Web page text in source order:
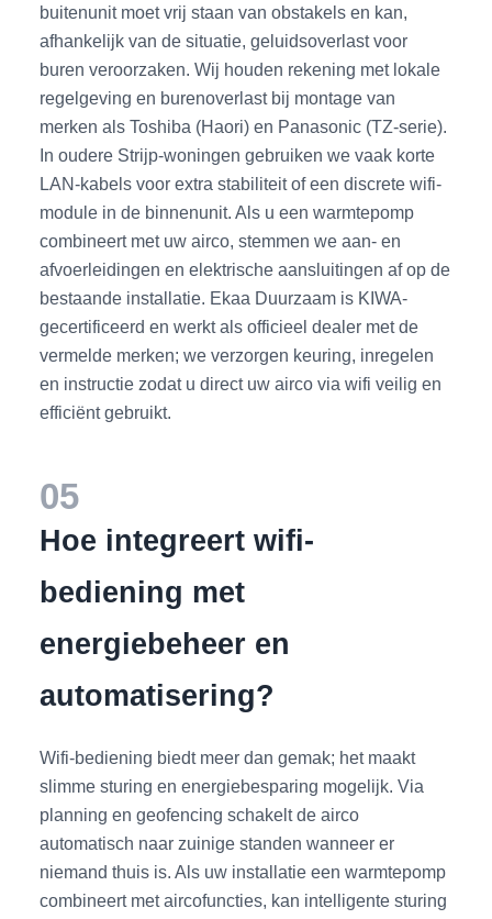
buitenunit moet vrij staan van obstakels en kan,
afhankelijk van de situatie, geluidsoverlast voor
buren veroorzaken. Wij houden rekening met lokale
regelgeving en burenoverlast bij montage van
merken als Toshiba (Haori) en Panasonic (TZ-serie).
In oudere Strijp-woningen gebruiken we vaak korte
LAN-kabels voor extra stabiliteit of een discrete wifi-
module in de binnenunit. Als u een warmtepomp
combineert met uw airco, stemmen we aan- en
afvoerleidingen en elektrische aansluitingen af op de
bestaande installatie. Ekaa Duurzaam is KIWA-
gecertificeerd en werkt als officieel dealer met de
vermelde merken; we verzorgen keuring, inregelen
en instructie zodat u direct uw airco via wifi veilig en
efficiënt gebruikt.
05
Hoe integreert wifi-
bediening met
energiebeheer en
automatisering?
Wifi-bediening biedt meer dan gemak; het maakt
slimme sturing en energiebesparing mogelijk. Via
planning en geofencing schakelt de airco
automatisch naar zuinige standen wanneer er
niemand thuis is. Als uw installatie een warmtepomp
combineert met aircofuncties, kan intelligente sturing